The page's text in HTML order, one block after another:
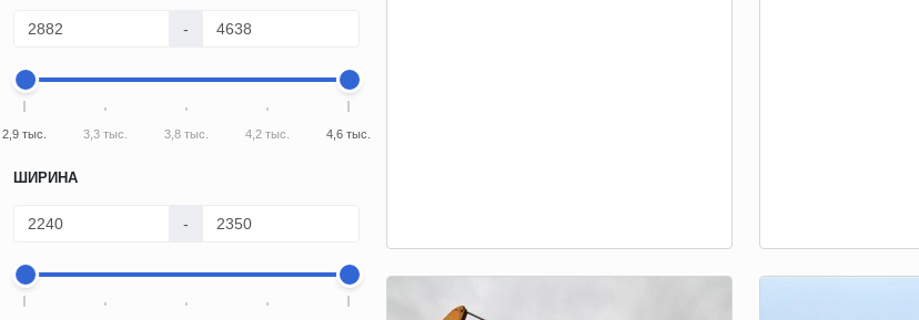
-
2,9 тыс. 3,3 тыс. 3,8 тыс. 4,2 тыс. 4,6 тыс.
ШИРИНА
-